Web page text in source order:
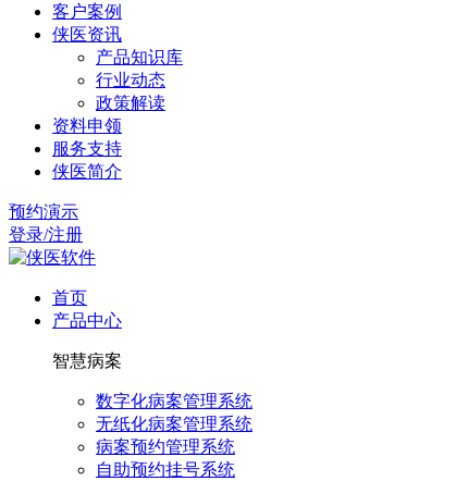
客户案例
侠医资讯
产品知识库
行业动态
政策解读
资料申领
服务支持
侠医简介
预约演示
登录/注册
首页
产品中心
智慧病案
数字化病案管理系统
无纸化病案管理系统
病案预约管理系统
自助预约挂号系统